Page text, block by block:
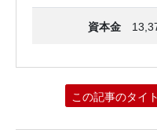
資本金
この記事のタイ